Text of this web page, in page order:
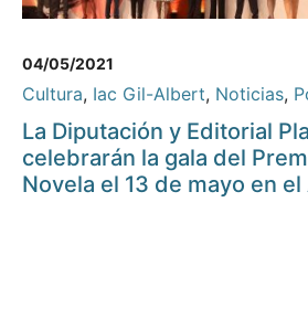
04/05/2021
Cultura, Iac Gil-Albert, Noticias,
La Diputación y Editorial
celebrarán la gala del
Novela el 13 de mayo en el